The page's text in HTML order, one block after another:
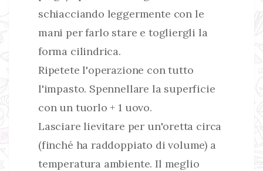
schiacciando leggermente con le
mani per farlo stare e togliergli la
forma cilindrica.
Ripetete l'operazione con tutto
l'impasto. Spennellare la superficie
con un tuorlo + 1 uovo.
Lasciare lievitare per un'oretta circa
(finché ha raddoppiato di volume) a
temperatura ambiente. Il meglio